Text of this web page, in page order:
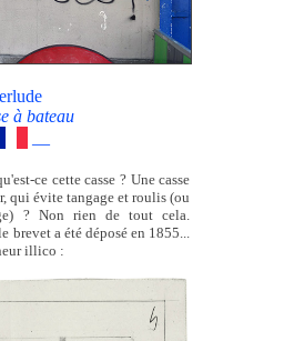
à bateau
—
ce cette casse ? Une casse
qui évite tangage et roulis (ou
? Non rien de tout cela.
brevet a été déposé en 1855...
illico :